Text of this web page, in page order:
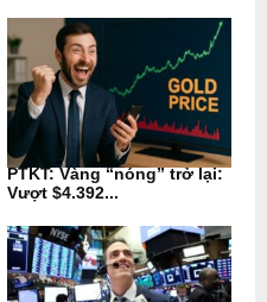
PTKT: Vàng “nóng” trở lại:
Vượt $4.392...